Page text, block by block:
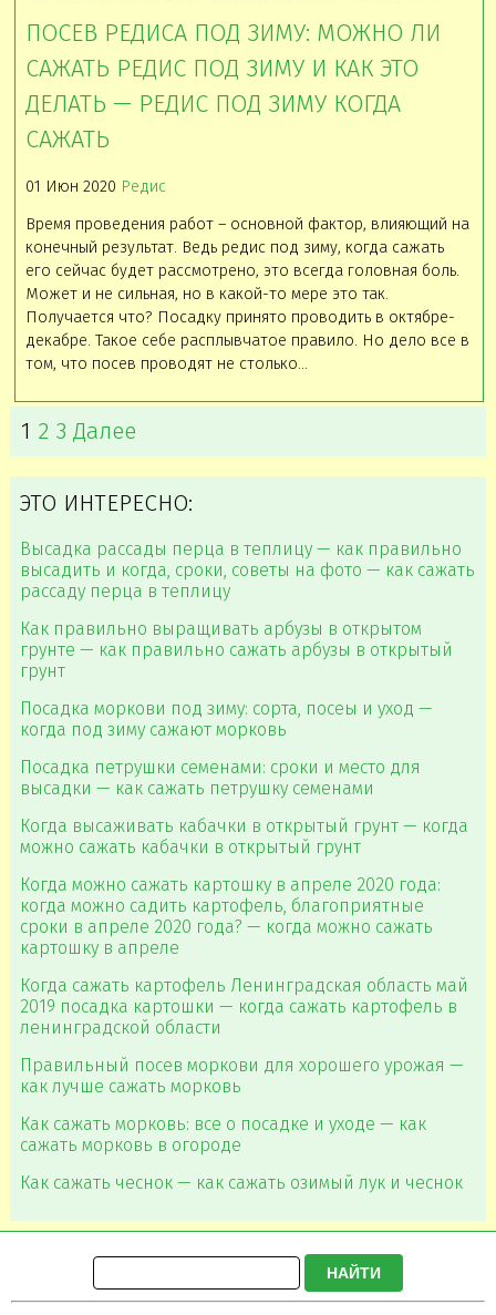
ПОСЕВ РЕДИСА ПОД ЗИМУ: МОЖНО ЛИ
САЖАТЬ РЕДИС ПОД ЗИМУ И КАК ЭТО
ДЕЛАТЬ — РЕДИС ПОД ЗИМУ КОГДА
САЖАТЬ
01 Июн 2020 Редис
Время проведения работ – основной фактор, влияющий на
конечный результат. Ведь редис под зиму, когда сажать
его сейчас будет рассмотрено, это всегда головная боль.
Может и не сильная, но в какой-то мере это так.
Получается что? Посадку принято проводить в октябре-
декабре. Такое себе расплывчатое правило. Но дело все в
том, что посев проводят не столько…
1 2 3 Далее
ЭТО ИНТЕРЕСНО:
Высадка рассады перца в теплицу — как правильно
высадить и когда, сроки, советы на фото — как сажать
рассаду перца в теплицу
Как правильно выращивать арбузы в открытом
грунте — как правильно сажать арбузы в открытый
грунт
Посадка моркови под зиму: сорта, посеы и уход —
когда под зиму сажают морковь
Посадка петрушки семенами: сроки и место для
высадки — как сажать петрушку семенами
Когда высаживать кабачки в открытый грунт — когда
можно сажать кабачки в открытый грунт
Когда можно сажать картошку в апреле 2020 года:
когда можно садить картофель, благоприятные
сроки в апреле 2020 года? — когда можно сажать
картошку в апреле
Когда сажать картофель Ленинградская область май
2019 посадка картошки — когда сажать картофель в
ленинградской области
Правильный посев моркови для хорошего урожая —
как лучше сажать морковь
Как сажать морковь: все о посадке и уходе — как
сажать морковь в огороде
Как сажать чеснок — как сажать озимый лук и чеснок
НАЙТИ